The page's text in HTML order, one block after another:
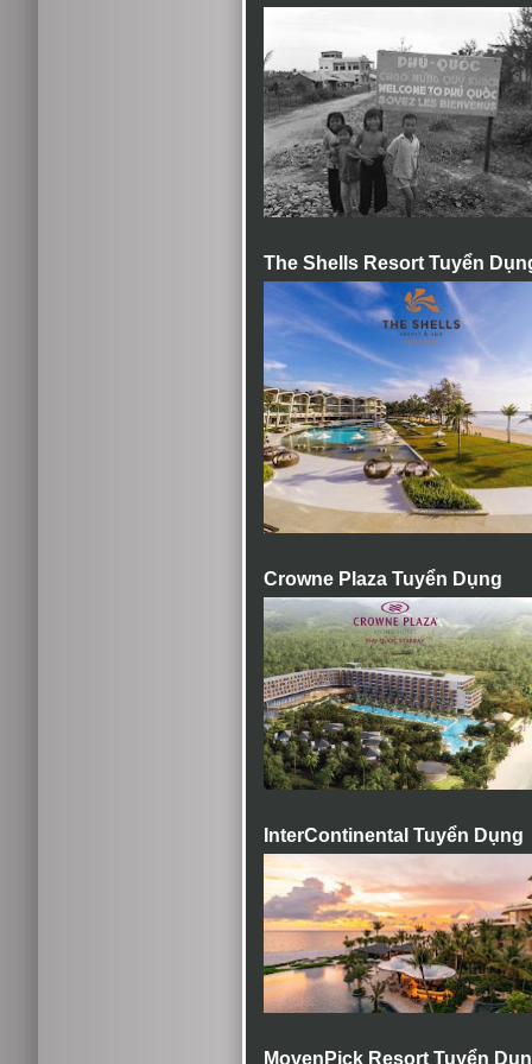
The Shells Resort Tuyển
Crowne Plaza Tuyển Dụng
InterContinental Tuyển Dụng
MovenPick Resort Tuyển